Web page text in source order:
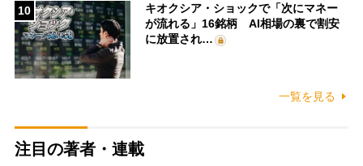
10
キオクシア・ショックで「次にマネー
が流れる」16銘柄 AI相場の裏で割安
に放置され…
一覧を見る
注目の著者・連載